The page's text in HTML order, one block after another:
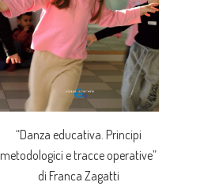
“Danza educativa. Principi
metodologici e tracce operative”
di Franca Zagatti